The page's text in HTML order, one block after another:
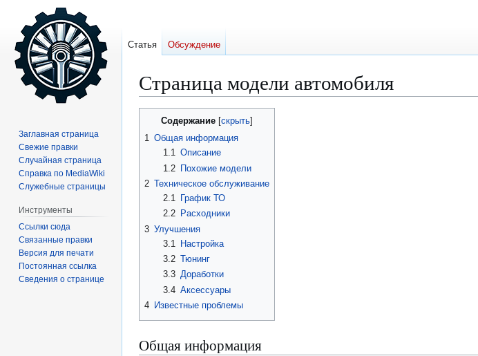
Страница модели автомобиля
Перейти
навигации
Перейти
Содержание
1 Общая информация
1.1 Описание
1.2
Похожие модели
2 Техническое обслуживание
2.1
График ТО
2.2
Расходники
3 Улучшения
3.1
Настройка
3.2 Тюнинг
3.3 Доработки
3.4 Аксессуары
4 Известные проблемы
Общая информация
Статья Обсуждение
Заглавная страница
Свежие правки
Случайная страница
Справка по MediaWiki
Служебные страницы
Инструменты
Ссылки сюда
Связанные правки
Версия для печати
Постоянная ссылка
Сведения о странице